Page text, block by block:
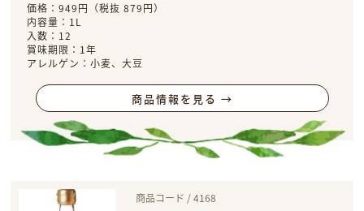
価格：949円（税抜 879円）
内容量：1L
入数：12
賞味期限：1年
アレルゲン：小麦、大豆
商品情報を見る →
商品コード / 4168